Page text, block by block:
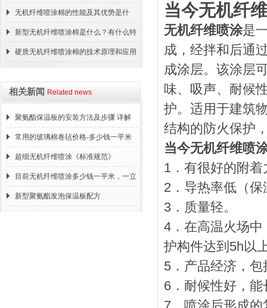
点介绍
无机纤维喷涂棉的性能及其优势是什
么？
新型无机纤维喷涂棉是什么？有什么特
点？
硬质无机纤维喷涂棉的技术原理和应用
相关新闻 Related news
聚氨酯保温板的安装方法及步骤 详解
常用的玻璃棉卷毡价格-多少钱一平米
超细无机纤维喷涂《标准规范》
目前无机纤维喷涂多少钱一平米，一立
方 价格计算
新型聚氨酯发泡保温板配方
当今无机纤
无机纤维喷涂是
成，经拌和后通
成涂层。该涂层
味、吸声、耐候
护。适用于建筑
结构的防火保护
当今无机纤维喷
1 ．有很好的附
2 ．导热率低（
3 ．质量轻。
4 ．在高温火场
护构件达到 5h以
5 ．产品经济，
6 ．耐候性好，